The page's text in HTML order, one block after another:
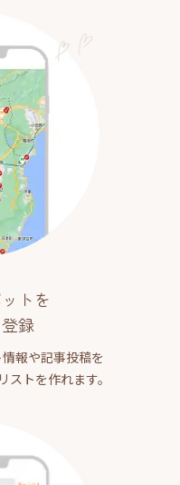
トを
録
報や記事投稿を
トを作れます。